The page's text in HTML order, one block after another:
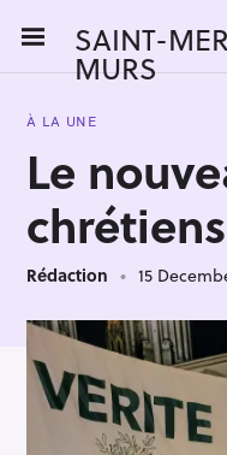
i
SAINT-
MURS
À LA UNE
Le
Rédaction 15